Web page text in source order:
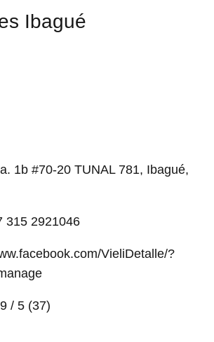
Ibagué
1b #70-20 TUNAL 781, Ibagué,
315 2921046
VieliDetalle/?
/ 5 (37)